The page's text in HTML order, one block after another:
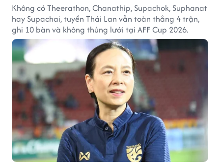
Không có Theerathon, Chanathip, Supachok, Suphanat
hay Supachai, tuyển Thái Lan vẫn toàn thắng 4 trận,
ghi 10 bàn và không thủng lưới tại AFF Cup 2026.